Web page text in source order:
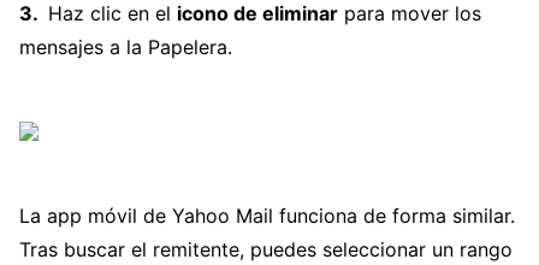
Haz clic en el icono de eliminar para mover los
mensajes a la Papelera.
La app móvil de Yahoo Mail funciona de forma similar.
Tras buscar el remitente, puedes seleccionar un rango